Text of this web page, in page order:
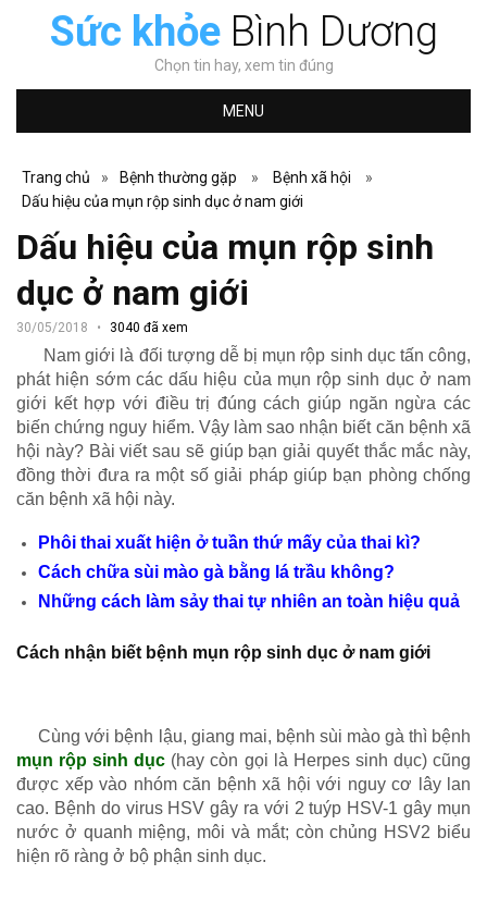
Sức khỏeBình Dương
Chọn tin hay, xem tin đúng
MENU
Trang chủ » Bệnh thường gặp » Bệnh xã hội
»
Dấu hiệu của mụn rộp sinh dục ở nam giới
Dấu hiệu của mụn rộp sinh
dục ở nam giới
30/05/2018 3040 đã xem
Nam giới là đối tượng dễ bị mụn rộp sinh dục tấn công,
phát hiện sớm các dấu hiệu của mụn rộp sinh dục ở nam
giới kết hợp với điều trị đúng cách giúp ngăn ngừa các
biến chứng nguy hiểm. Vậy làm sao nhận biết căn bệnh xã
hội này? Bài viết sau sẽ giúp bạn giải quyết thắc mắc này,
đồng thời đưa ra một số giải pháp giúp bạn phòng chống
căn bệnh xã hội này.
Phôi thai xuất hiện ở tuần thứ mấy của thai kì?
Cách chữa sùi mào gà bằng lá trầu không?
Những cách làm sảy thai tự nhiên an toàn hiệu quả
Cách nhận biết bệnh mụn rộp sinh dục ở nam giới
Cùng với bệnh lậu, giang mai, bệnh sùi mào gà thì bệnh
mụn rộp sinh dục (hay còn gọi là Herpes sinh dục) cũng
được xếp vào nhóm căn bệnh xã hội với nguy cơ lây lan
cao. Bệnh do virus HSV gây ra với 2 tuýp HSV-1 gây mụn
nước ở quanh miệng, môi và mắt; còn chủng HSV2 biểu
hiện rõ ràng ở bộ phận sinh dục.